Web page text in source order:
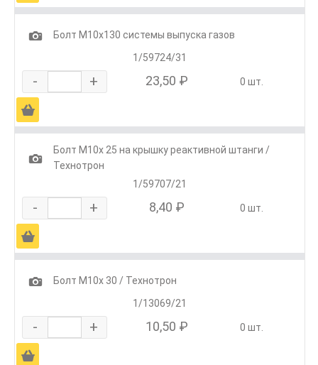
1
Болт М10х130 системы выпуска газов
1/59724/31
- + 23,50 ₽ 0 шт.
Ä
1
Болт М10х 25 на крышку реактивной штанги /
Технотрон
1/59707/21
- + 8,40 ₽ 0 шт.
Ä
1
Болт М10х 30 / Технотрон
1/13069/21
- + 10,50 ₽ 0 шт.
Ä